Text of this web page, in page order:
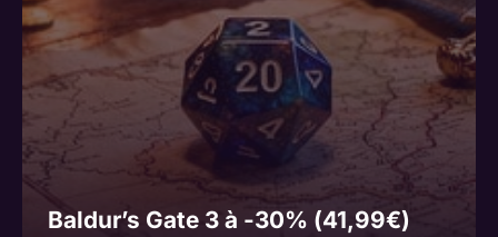
Baldur’s Gate 3 à -30% (41,99€)